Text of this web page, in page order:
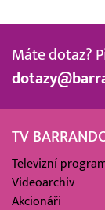
Máte dotaz?
TV
Televizní
Videoarchiv
Akcionáři